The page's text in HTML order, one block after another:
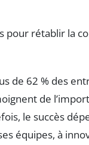
pour rétablir la
de 62 % des
de
le succès
équipes, à